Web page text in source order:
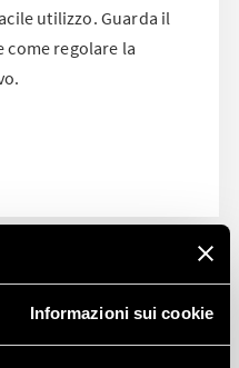
Informazioni sui cookie
utilizzo. Guarda il
regolare la